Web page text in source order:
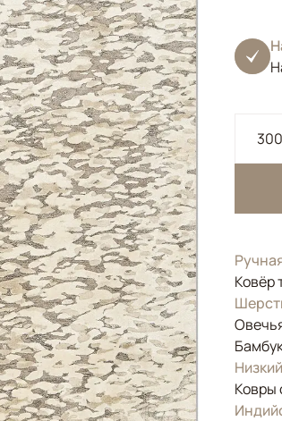
Ковёр
Ковры